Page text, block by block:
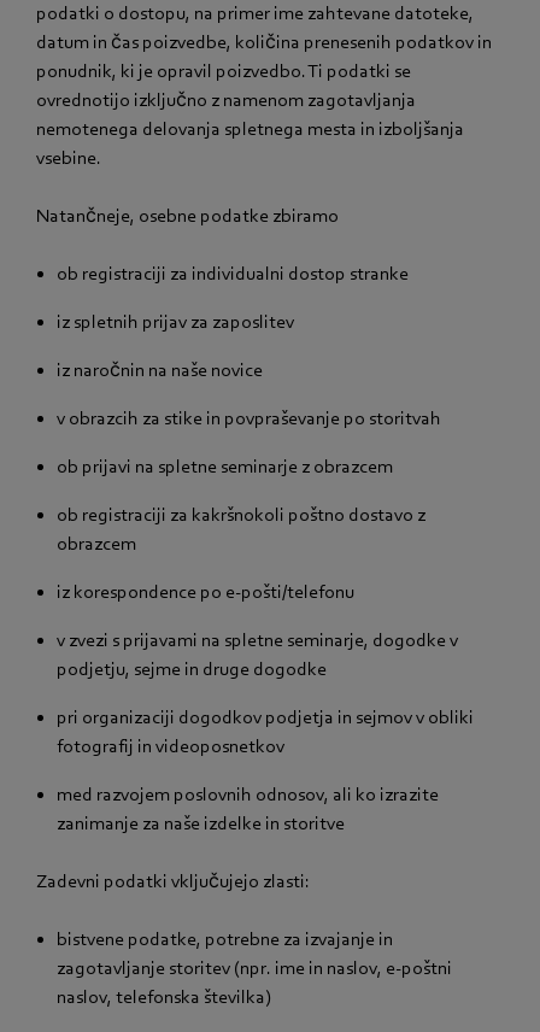
podatki o dostopu, na primer ime zahtevane datoteke,
datum in čas poizvedbe, količina prenesenih podatkov in
ponudnik, ki je opravil poizvedbo. Ti podatki se
ovrednotijo izključno z namenom zagotavljanja
nemotenega delovanja spletnega mesta in izboljšanja
vsebine.
Natančneje, osebne podatke zbiramo
ob registraciji za individualni dostop stranke
iz spletnih prijav za zaposlitev
iz naročnin na naše novice
v obrazcih za stike in povpraševanje po storitvah
ob prijavi na spletne seminarje z obrazcem
ob registraciji za kakršnokoli poštno dostavo z
obrazcem
iz korespondence po e-pošti/telefonu
v zvezi s prijavami na spletne seminarje, dogodke v
podjetju, sejme in druge dogodke
pri organizaciji dogodkov podjetja in sejmov v obliki
fotografij in videoposnetkov
med razvojem poslovnih odnosov, ali ko izrazite
zanimanje za naše izdelke in storitve
Zadevni podatki vključujejo zlasti:
bistvene podatke, potrebne za izvajanje in
zagotavljanje storitev (npr. ime in naslov, e-poštni
naslov, telefonska številka)